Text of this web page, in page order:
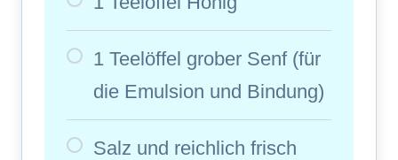
1 Teelöffel grober Senf (für
die Emulsion und Bindung)
Salz und reichlich frisch